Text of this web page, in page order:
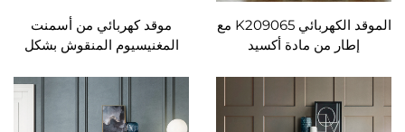
الموقد الكهربائي K209065 مع
من مادة أكسيد
درجة الحرارة
موقد كهربائي من أسمنت
المغنيسيوم المنقوش بشكل